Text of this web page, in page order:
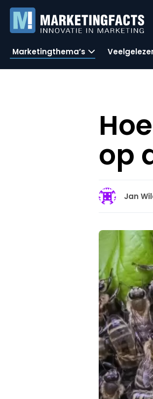
Marketingthema’s
op
Jan